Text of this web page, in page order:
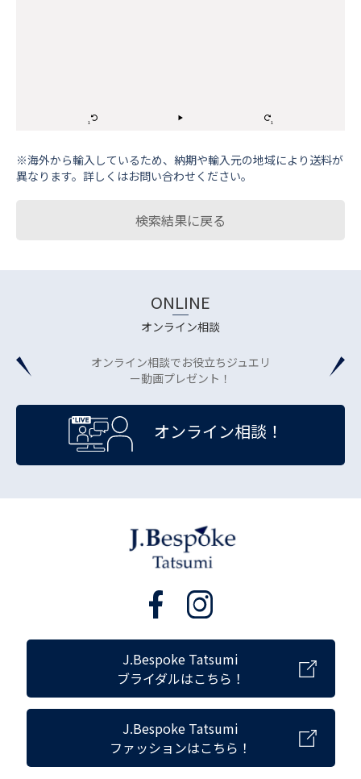
※海外から輸⼊しているため、納期や輸⼊元の地域により送料が
異なります。詳しくはお問い合わせください。
検索結果に戻る
ONLINE
オンライン相談
オンライン相談でお役立ちジュエリ
ー動画プレゼント！
オンライン相談！
J.Bespoke Tatsumi
ブライダルはこちら！
J.Bespoke Tatsumi
ファッションはこちら！